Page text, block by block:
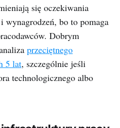
się oczekiwania
wynagrodzeń, bo to pomaga
Dobrym
przeciętnego
5 lat, szczególnie jeśli
technologicznego albo